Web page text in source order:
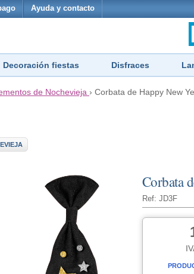
Ayuda y contacto
Decoración fiestas Disfraces
de Nochevieja › Corbata de Happy New
Corbata
Ref: JD3F